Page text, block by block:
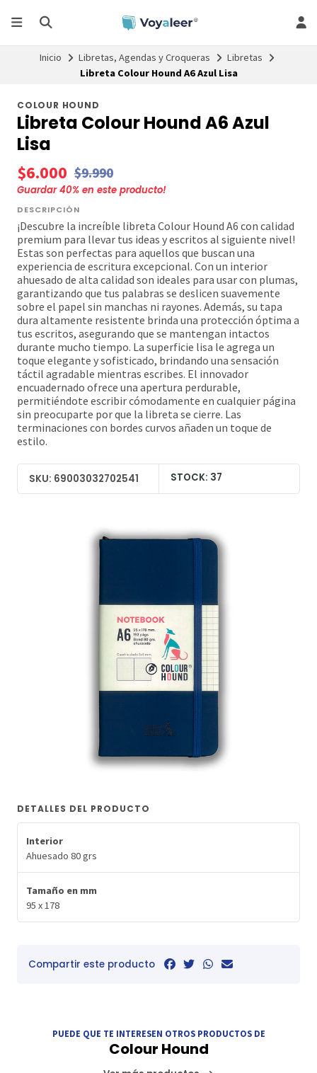
Inicio Libretas, Agendas y Croqueras
Libretas
Libreta Colour Hound A6 Azul Lisa
COLOUR HOUND
Libreta Colour Hound A6 Azul
Lisa
$6.000 $9.990
Guardar40% en este producto!
DESCRIPCIÓN
¡Descubre la increíble libreta Colour Hound A6 con calidad
premium para llevar tus ideas y escritos al siguiente nivel!
Estas son perfectas para aquellos que buscan una
experiencia de escritura excepcional. Con un interior
ahuesado de alta calidad son ideales para usar con plumas,
garantizando que tus palabras se deslicen suavemente
sobre el papel sin manchas ni rayones. Además, su tapa
dura altamente resistente brinda una protección óptima a
tus escritos, asegurando que se mantengan intactos
durante mucho tiempo. La superficie lisa le agrega un
toque elegante y sofisticado, brindando una sensación
táctil agradable mientras escribes. El innovador
encuadernado ofrece una apertura perdurable,
permitiéndote escribir cómodamente en cualquier página
sin preocuparte por que la libreta se cierre. Las
terminaciones con bordes curvos añaden un toque de
estilo.
SKU: 69003032702541 STOCK: 37
DETALLES DEL PRODUCTO
Interior
Ahuesado 80 grs
Tamaño en mm
95 x 178
Compartir este producto
PUEDE QUE TE INTERESEN OTROS PRODUCTOS DE
Colour Hound